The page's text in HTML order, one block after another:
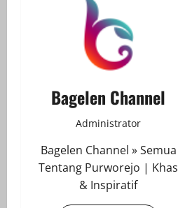
Bagelen Channel
Administrator
Bagelen Channel » Semua
Tentang Purworejo | Khas
& Inspiratif